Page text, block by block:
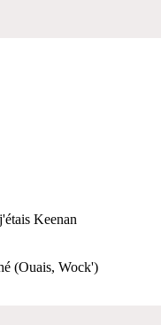
Keenan
(Ouais, Wock')